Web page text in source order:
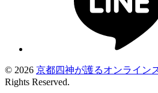
© 2026 京都四神が護るオンライン
Rights Reserved.